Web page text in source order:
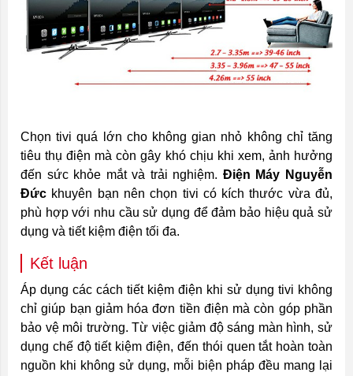
Chọn tivi quá lớn cho không gian nhỏ không chỉ tăng
tiêu thụ điện mà còn gây khó chịu khi xem, ảnh hưởng
đến sức khỏe mắt và trải nghiệm. Điện Máy Nguyễn
Đức khuyên bạn nên chọn tivi có kích thước vừa đủ,
phù hợp với nhu cầu sử dụng để đảm bảo hiệu quả sử
dụng và tiết kiệm điện tối đa.
Kết luận
Áp dụng các cách tiết kiệm điện khi sử dụng tivi không
chỉ giúp bạn giảm hóa đơn tiền điện mà còn góp phần
bảo vệ môi trường. Từ việc giảm độ sáng màn hình, sử
dụng chế độ tiết kiệm điện, đến thói quen tắt hoàn toàn
nguồn khi không sử dụng, mỗi biện pháp đều mang lại